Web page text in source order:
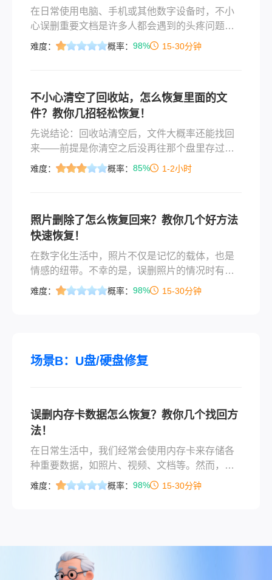
在日常使用电脑、手机或其他数字设备时，不小
心误删重要文档是许多人都会遇到的头疼问题。
这些文档可能包含工作资料、学习笔记、珍贵照
复原状呢？本文将为您提供一份详细的指南，帮
助您在不慎误删文档后，尽可能恢复其原状。
难度： 概率： 98% 15-30分钟
不小心清空了回收站，怎么恢复里面的文
件？教你几招轻松恢复！
先说结论：回收站清空后，文件大概率还能找回
来——前提是你清空之后没再往那个盘里存过东
西。 这个前提比用什么软件都关键，很多人一着
整理文件夹的时候手滑点错了，不小心清空了回
收站。等反应过来的时候，桌面空空荡荡，回收
站也干干净净。他当时第一反应是往D盘拷了个备
份包想"抢救"，我赶紧让他停手，过去帮他弄了几
捞回来绝大部分。
难度： 概率： 85% 1-2小时
照片删除了怎么恢复回来？教你几个好方法
快速恢复！
在数字化生活中，照片不仅是记忆的载体，也是
情感的纽带。不幸的是，误删照片的情况时有发
生，无论是因为清理空间、误操作还是设备故
难度： 概率： 98% 15-30分钟
场景B：U盘/硬盘修复
误删内存卡数据怎么恢复？教你几个找回方
法！
在日常生活中，我们经常会使用内存卡来存储各
种重要数据，如照片、视频、文档等。然而，有
时我们可能会不小心误删这些数据，导致重要信
难度： 概率： 98% 15-30分钟